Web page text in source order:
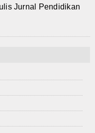
Jurnal Pendidikan